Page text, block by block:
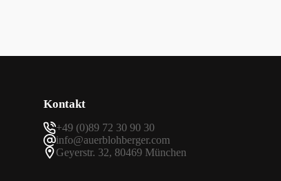
Kontakt
+49 (0)89 72 30 90 30
info@auerblohberger.com
Geyerstr. 32, 80469 München